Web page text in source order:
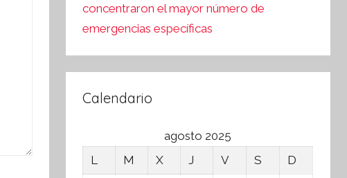
concentraron el mayor número de
emergencias específicas
Calendario
agosto 2025
L
M X J V S
D